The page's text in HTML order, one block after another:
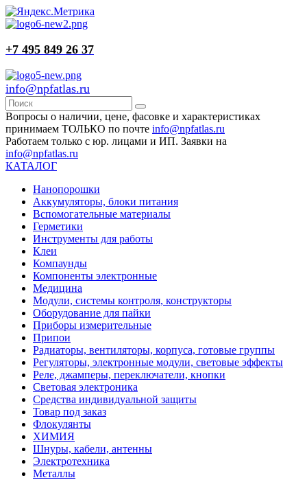
+7 495 849 26 37
info@npfatlas.ru
Вопросы о наличии, цене, фасовке и характеристиках
принимаем ТОЛЬКО по почте info@npfatlas.ru
Работаем только с юр. лицами и ИП. Заявки на
info@npfatlas.ru
КАТАЛОГ
Нанопорошки
Аккумуляторы, блоки питания
Вспомогательные материалы
Герметики
Инструменты для работы
Клеи
Компаунды
Компоненты электронные
Медицина
Модули, системы контроля, конструкторы
Оборудование для пайки
Приборы измерительные
Припои
Радиаторы, вентиляторы, корпуса, готовые группы
Регуляторы, электронные модули, световые эффекты
Реле, джамперы, переключатели, кнопки
Световая электроника
Средства индивидуальной защиты
Товар под заказ
Флокулянты
ХИМИЯ
Шнуры, кабели, антенны
Электротехника
Металлы